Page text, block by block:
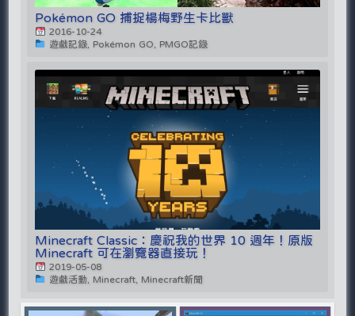
Pokémon GO 捕捉楊梅野生卡比獸
2016-10-24
遊戲記錄, Pokémon GO, PMGO記錄
Minecraft Classic：慶祝我的世界 10 週年！原版
Minecraft 可在瀏覽器直接玩！
2019-05-08
遊戲活動, Minecraft, Minecraft新聞